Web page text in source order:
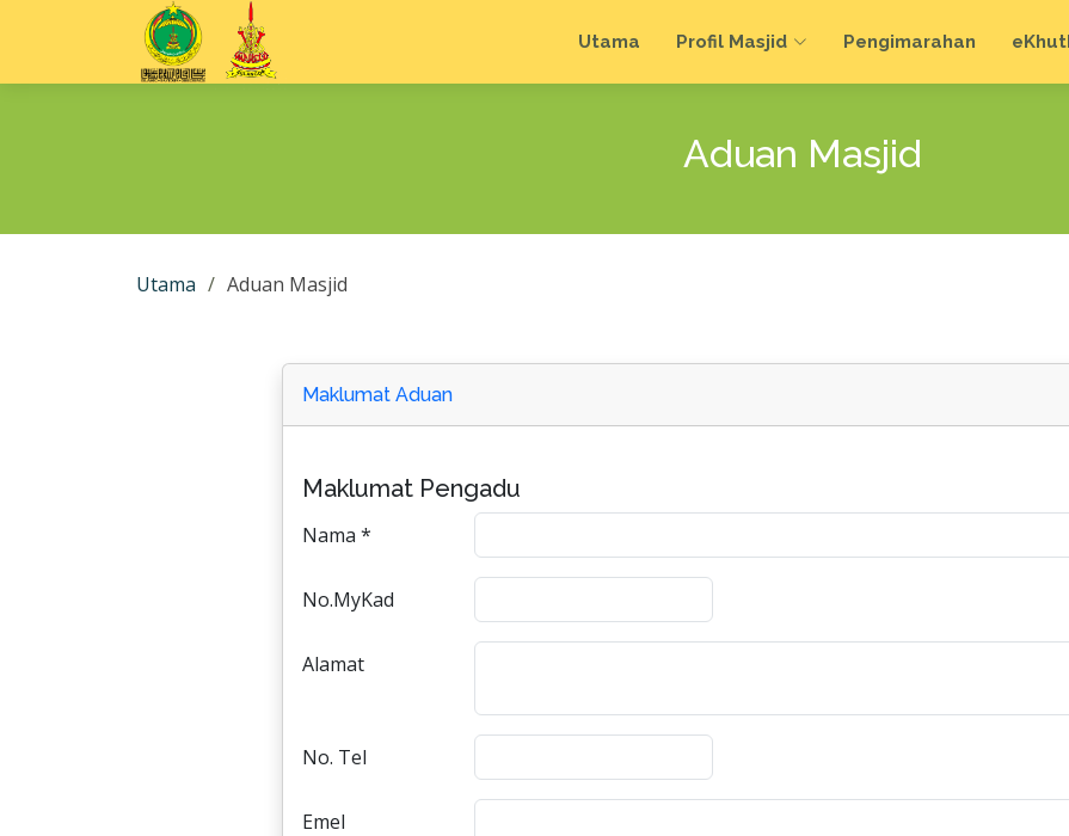
Utama Profil Masjid Pengimarahan e
Aduan Masjid
Utama Aduan Masjid
Maklumat Aduan
Maklumat Pengadu
Nama *
No.MyKad
Alamat
No. Tel
Emel